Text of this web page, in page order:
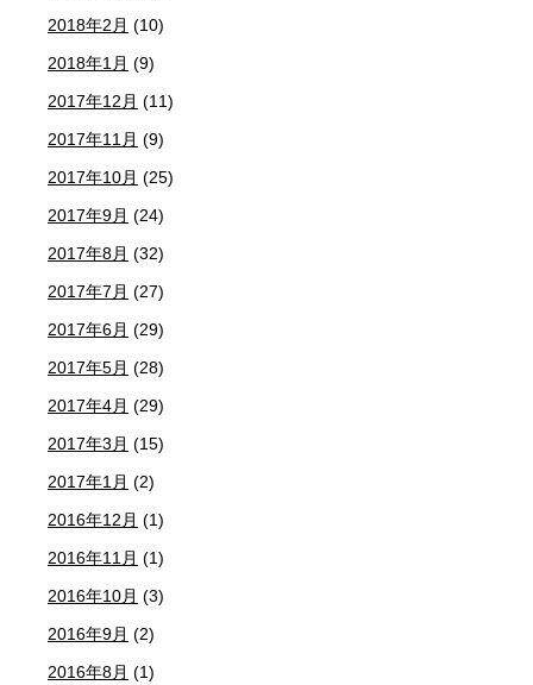
2018年2月 (10)
2018年1月 (9)
2017年12月 (11)
2017年11月 (9)
2017年10月 (25)
2017年9月 (24)
2017年8月 (32)
2017年7月 (27)
2017年6月 (29)
2017年5月 (28)
2017年4月 (29)
2017年3月 (15)
2017年1月 (2)
2016年12月 (1)
2016年11月 (1)
2016年10月 (3)
2016年9月 (2)
2016年8月 (1)